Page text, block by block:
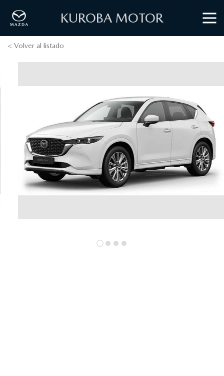
KUROBA MOTOR
< Volver al listado